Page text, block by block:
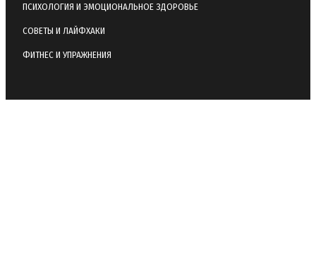
ПСИХОЛОГИЯ И ЭМОЦИОНАЛЬНОЕ ЗДОРОВЬЕ
СОВЕТЫ И ЛАЙФХАКИ
ФИТНЕС И УПРАЖНЕНИЯ